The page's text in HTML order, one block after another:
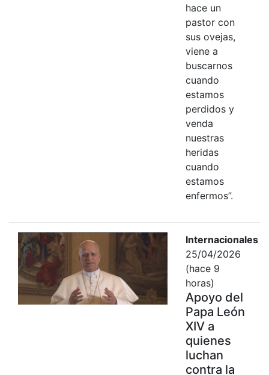
hace un
pastor con
sus ovejas,
viene a
buscarnos
cuando
estamos
perdidos y
venda
nuestras
heridas
cuando
estamos
enfermos”.
Internacionales
25/04/2026
(hace 9
horas)
Apoyo del
Papa León
XIV a
quienes
luchan
contra la